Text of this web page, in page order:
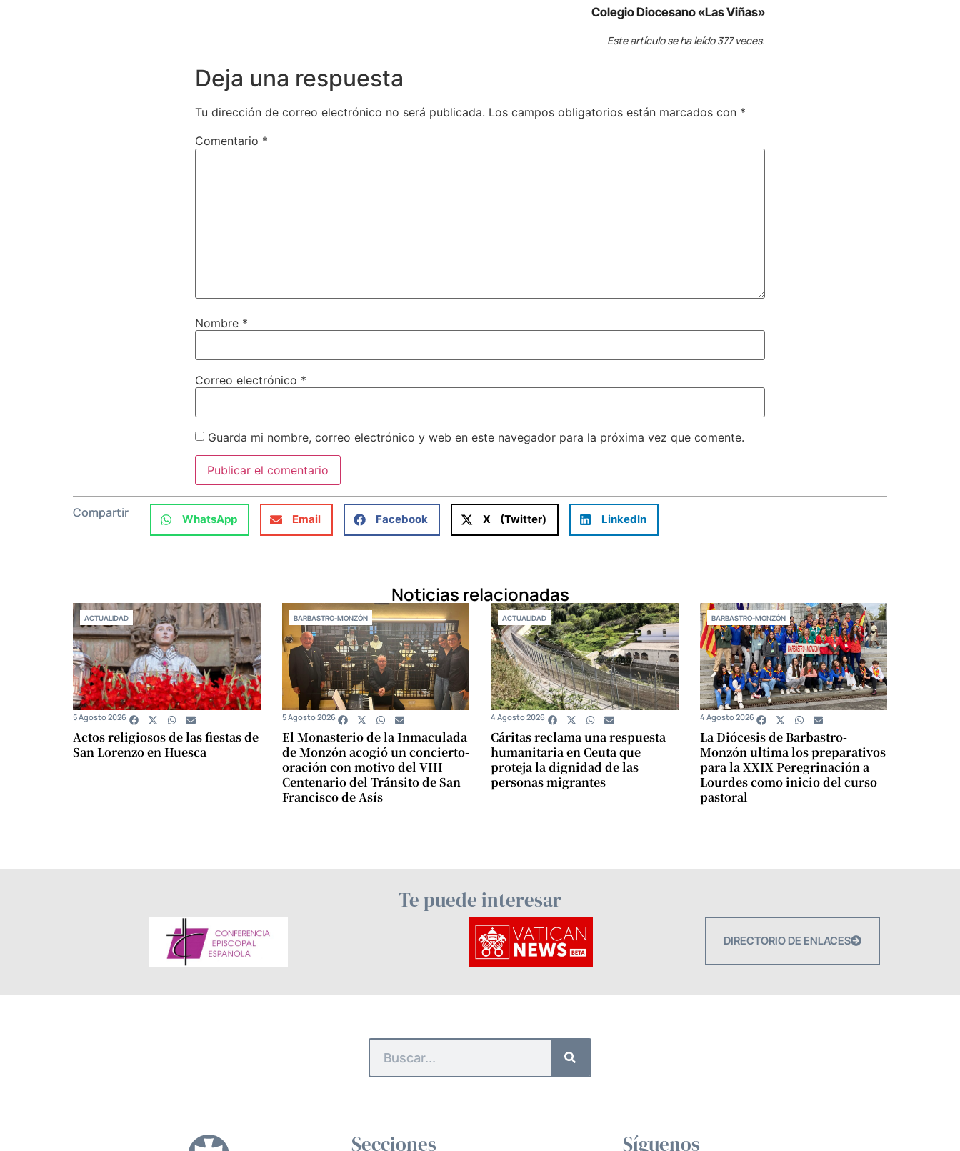
Colegio Diocesano «Las Viñas»
Este artículo se ha leído 377 veces.
Deja una respuesta
Tu dirección de correo electrónico no será publicada. Los campos obligatorios están marcados con *
Comentario *
Nombre *
Correo electrónico *
Guarda mi nombre, correo electrónico y web en este navegador para la próxima vez que comente.
Compartir WhatsApp Email Facebook X (Twitter) LinkedIn
Noticias relacionadas
ACTUALIDAD
Actos religiosos de las fiestas de
San Lorenzo en Huesca
5 Agosto 2026
BARBASTRO-MONZÓN
El Monasterio de la Inmaculada
de Monzón acogió un concierto-
oración con motivo del VIII
Centenario del Tránsito de San
Francisco de Asís
5 Agosto 2026
ACTUALIDAD
Cáritas reclama una respuesta
humanitaria en Ceuta que
proteja la dignidad de las
personas migrantes
4 Agosto 2026
BARBASTRO-MONZÓN
La Diócesis de Barbastro-
Monzón ultima los preparativos
para la XXIX Peregrinación a
Lourdes como inicio del curso
pastoral
4 Agosto 2026
Te puede interesar
DIRECTORIO DE ENLACES
Secciones Síguenos